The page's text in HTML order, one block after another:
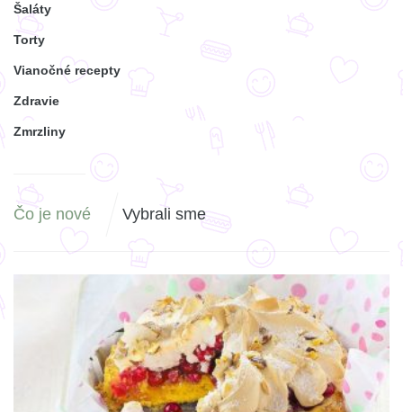
Šaláty
Torty
Vianočné recepty
Zdravie
Zmrzliny
Čo je nové Vybrali sme